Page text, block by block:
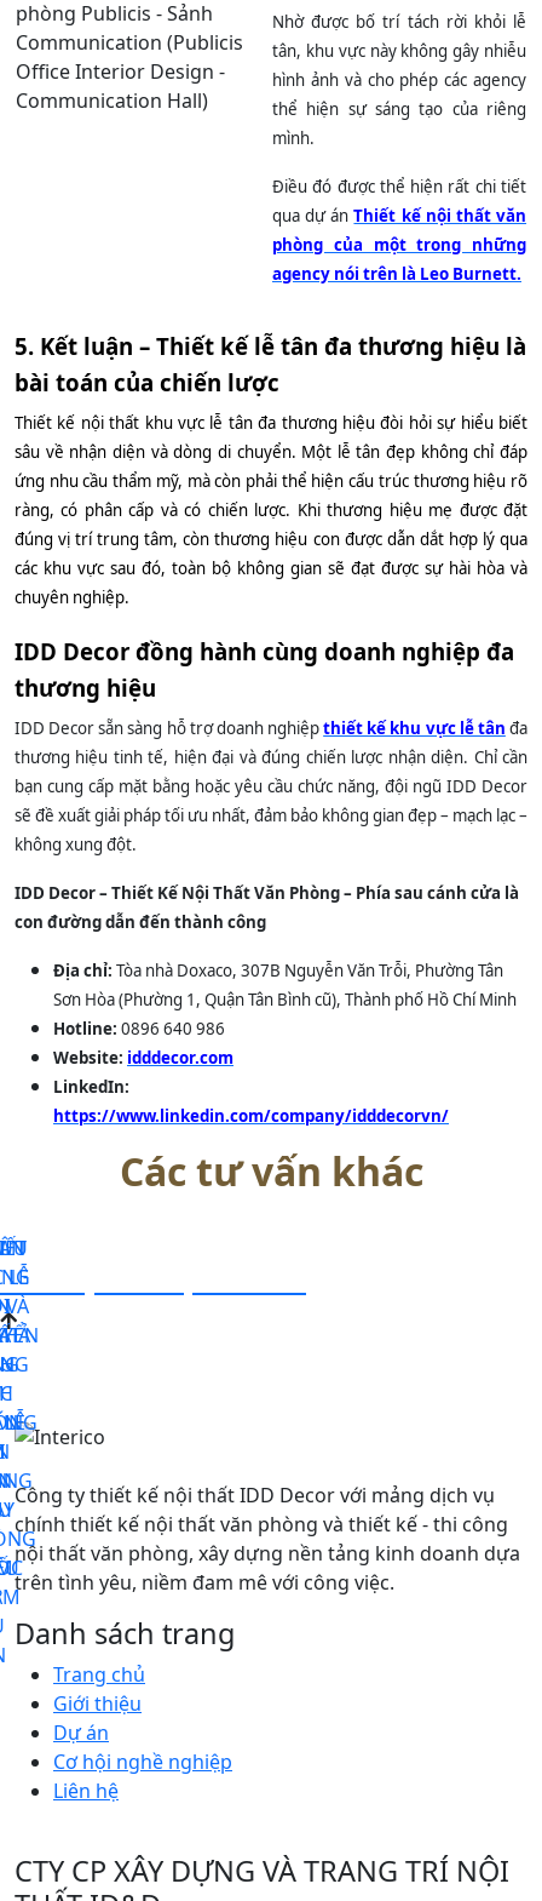
Nhờ được bố trí tách rời khỏi lễ
tân, khu vực này không gây nhiễu
hình ảnh và cho phép các agency
thể hiện sự sáng tạo của riêng
mình.
Điều đó được thể hiện rất chi tiết
qua dự ánThiết kế nội thất văn
phòng của một trong những
agency nói trên là Leo Burnett.
5. Kết luận – Thiết kế lễ tân đa thương hiệu là
bài toán của chiến lược
Thiết kế nội thất khu vực lễ tân đa thương hiệu đòi hỏi sự hiểu biết
sâu về nhận diện và dòng di chuyển. Một lễ tân đẹp không chỉ đáp
ứng nhu cầu thẩm mỹ, mà còn phải thể hiện cấu trúc thương hiệu rõ
ràng, có phân cấp và có chiến lược. Khi thương hiệu mẹ được đặt
đúng vị trí trung tâm, còn thương hiệu con được dẫn dắt hợp lý qua
các khu vực sau đó, toàn bộ không gian sẽ đạt được sự hài hòa và
chuyên nghiệp.
IDD Decor đồng hành cùng doanh nghiệp đa
thương hiệu
IDD Decor sẵn sàng hỗ trợ doanh nghiệpthiết kế khu vực lễ tân đa
thương hiệu tinh tế, hiện đại và đúng chiến lược nhận diện. Chỉ cần
bạn cung cấp mặt bằng hoặc yêu cầu chức năng, đội ngũ IDD Decor
sẽ đề xuất giải pháp tối ưu nhất, đảm bảo không gian đẹp – mạch lạc –
không xung đột.
IDD Decor – Thiết Kế Nội Thất Văn Phòng – Phía sau cánh cửa là
con đường dẫn đến thành công
Địa chỉ: Tòa nhà Doxaco, 307B Nguyễn Văn Trỗi, Phường Tân
Sơn Hòa (Phường 1, Quận Tân Bình cũ), Thành phố Hồ Chí Minh
Hotline: 0896 640 986
Website: idddecor.com
LinkedIn:
https://www.linkedin.com/company/idddecorvn/
Các tư vấn khác
LỄ
VÀ
Liên hệ để nhận tư vấn
Công ty thiết kế nội thất IDD Decor với mảng dịch vụ
chính thiết kế nội thất văn phòng và thiết kế - thi công
nội thất văn phòng, xây dựng nền tảng kinh doanh dựa
trên tình yêu, niềm đam mê với công việc.
Danh sách trang
Trang chủ
Giới thiệu
Dự án
Cơ hội nghề nghiệp
Liên hệ
CTY CP XÂY DỰNG VÀ TRANG TRÍ NỘI